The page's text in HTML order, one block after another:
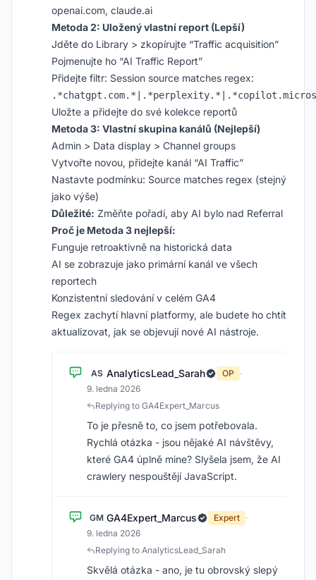
openai.com, claude.ai
Metoda 2: Uložený vlastní report (Lepší)
Jděte do Library > zkopírujte “Traffic acquisition”
Pojmenujte ho “AI Traffic Report”
Přidejte filtr: Session source matches regex:
Uložte a přidejte do své kolekce reportů
Metoda 3: Vlastní skupina kanálů (Nejlepší)
Admin > Data display > Channel groups
Vytvořte novou, přidejte kanál “AI Traffic”
Nastavte podmínku: Source matches regex (stejný
jako výše)
Důležité: Změňte pořadí, aby AI bylo nad Referral
Proč je Metoda 3 nejlepší:
Funguje retroaktivně na historická data
AI se zobrazuje jako primární kanál ve všech
reportech
Konzistentní sledování v celém GA4
Regex zachytí hlavní platformy, ale budete ho chtít
aktualizovat, jak se objevují nové AI nástroje.
AS AnalyticsLead_Sarah OP
·
9. ledna 2026
Replying to GA4Expert_Marcus
To je přesně to, co jsem potřebovala.
Rychlá otázka - jsou nějaké AI návštěvy,
které GA4 úplně mine? Slyšela jsem, že AI
crawlery nespouštějí JavaScript.
GM GA4Expert_Marcus Expert ·
9. ledna 2026
Replying to AnalyticsLead_Sarah
Skvělá otázka - ano, je tu obrovský slepý